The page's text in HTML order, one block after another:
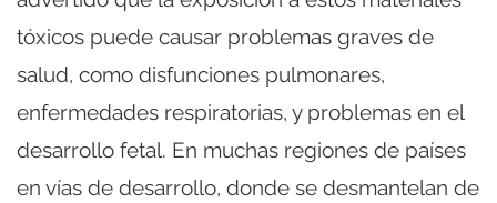
tóxicos puede causar problemas graves de
salud, como disfunciones pulmonares,
enfermedades respiratorias, y problemas en el
desarrollo fetal. En muchas regiones de países
en vías de desarrollo, donde se desmantelan de